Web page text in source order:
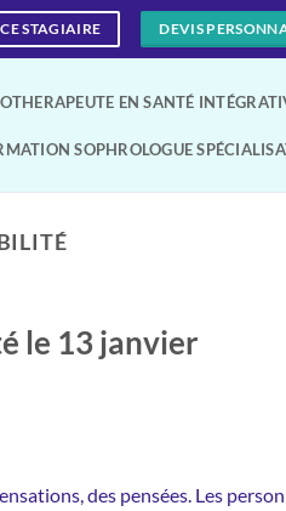
STAGIAIRE DEVIS
EN SANTÉ
SOPHROLOGUE
le 13 janvier
des pensées. Les